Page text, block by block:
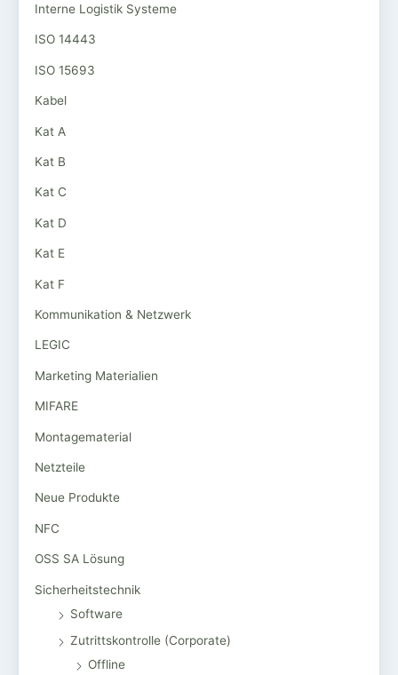
Interne Logistik Systeme
ISO 14443
ISO 15693
Kabel
Kat A
Kat B
Kat C
Kat D
Kat E
Kat F
Kommunikation & Netzwerk
LEGIC
Marketing Materialien
MIFARE
Montagematerial
Netzteile
Neue Produkte
NFC
OSS SA Lösung
Sicherheitstechnik
Software
Zutrittskontrolle (Corporate)
Offline